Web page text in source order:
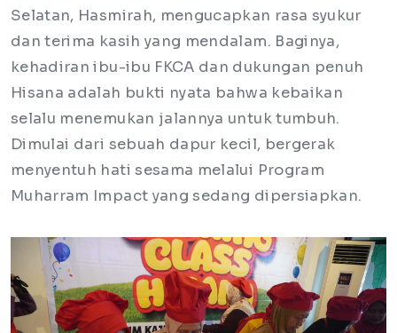
Selatan, Hasmirah, mengucapkan rasa syukur
dan terima kasih yang mendalam. Baginya,
kehadiran ibu-ibu FKCA dan dukungan penuh
Hisana adalah bukti nyata bahwa kebaikan
selalu menemukan jalannya untuk tumbuh.
Dimulai dari sebuah dapur kecil, bergerak
menyentuh hati sesama melalui Program
Muharram Impact yang sedang dipersiapkan.